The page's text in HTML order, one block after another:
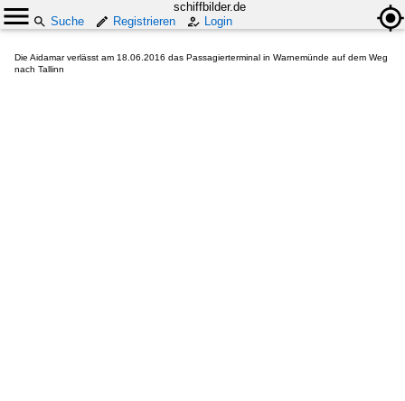
schiffbilder.de
Suche
Registrieren Login
Die Aidamar verlässt am 18.06.2016 das Passagierterminal in Warnemünde auf dem Weg
nach Tallinn